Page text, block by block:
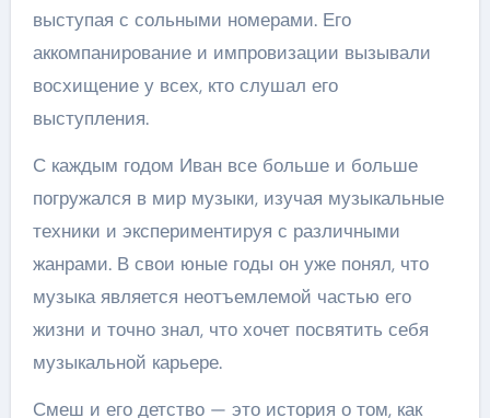
выступая с сольными номерами. Его
аккомпанирование и импровизации вызывали
восхищение у всех, кто слушал его
выступления.
С каждым годом Иван все больше и больше
погружался в мир музыки, изучая музыкальные
техники и экспериментируя с различными
жанрами. В свои юные годы он уже понял, что
музыка является неотъемлемой частью его
жизни и точно знал, что хочет посвятить себя
музыкальной карьере.
Смеш и его детство — это история о том, как